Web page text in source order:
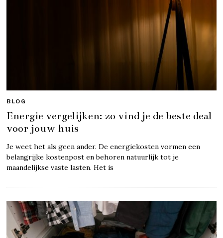
BLOG
Energie vergelijken: zo vind je de beste deal
voor jouw huis
Je weet het als geen ander. De energiekosten vormen een
belangrijke kostenpost en behoren natuurlijk tot je
maandelijkse vaste lasten. Het is